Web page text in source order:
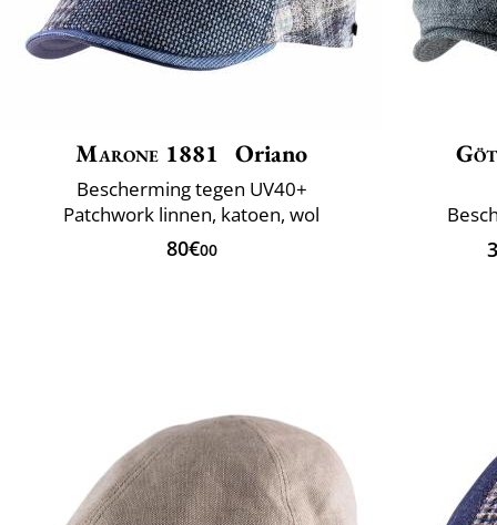
Marone 1881 Oriano
Bescherming tegen UV40+
Patchwork linnen, katoen, wol
80€00